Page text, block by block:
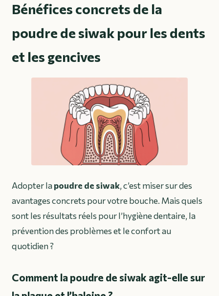
Bénéfices concrets de la
poudre de siwak pour les dents
et les gencives
Adopter lapoudre de siwak, c’est miser sur des
avantages concrets pour votre bouche. Mais quels
sont les résultats réels pour l’hygiène dentaire, la
prévention des problèmes et le confort au
quotidien ?
Comment la poudre de siwak agit-elle sur